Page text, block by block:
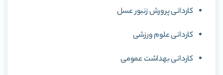
كاردانی پرورش زنبور عسل
کاردانی علوم ورزشی
کاردانی بهداشت عمومی